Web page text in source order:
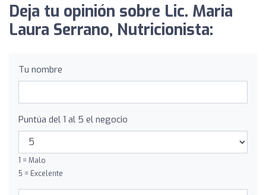
Deja tu opinión sobre Lic. Maria
Laura Serrano, Nutricionista:
Tu nombre
Puntúa del 1 al 5 el negocio
1 = Malo
5 = Excelente